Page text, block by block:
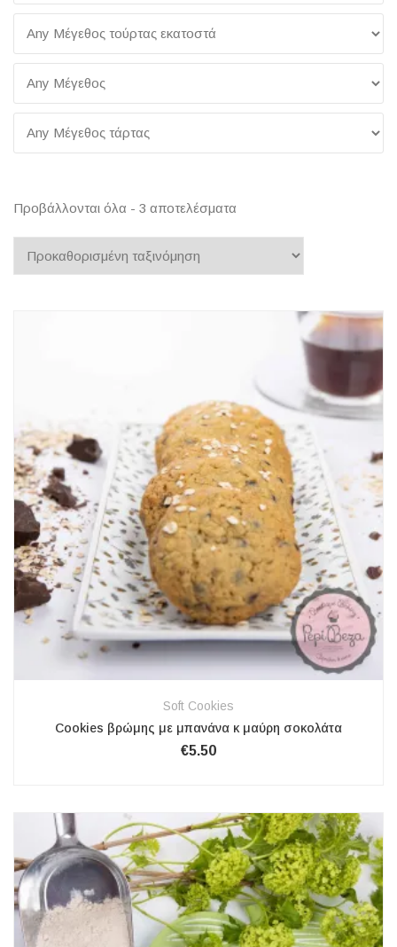
Προβάλλονται όλα - 3 αποτελέσματα
Soft Cookies
Cookies βρώμης με μπανάνα κ μαύρη σοκολάτα
€5.50